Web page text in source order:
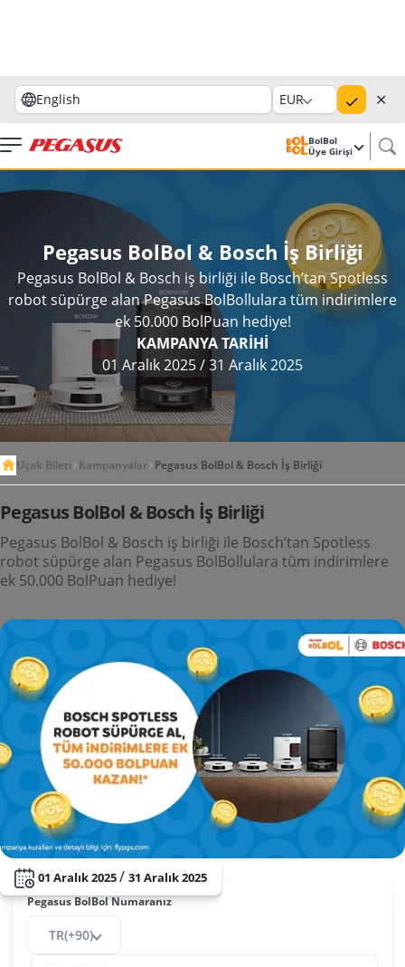
English EUR ✕
BolBol
Üye Girişi
Pegasus BolBol & Bosch İş Birliği
Pegasus BolBol & Bosch iş birliği ile Bosch’tan Spotless
robot süpürge alan Pegasus BolBollulara tüm indirimlere
ek 50.000 BolPuan hediye!
KAMPANYA TARİHİ
01 Aralık 2025/31 Aralık 2025
Uçak Bileti Kampanyalar Pegasus BolBol & Bosch İş Birliği
Pegasus BolBol & Bosch İş Birliği
Pegasus BolBol & Bosch iş birliği ile Bosch’tan Spotless
robot süpürge alan Pegasus BolBollulara tüm indirimlere
ek 50.000 BolPuan hediye!
01 Aralık 2025/ 31 Aralık 2025
Pegasus BolBol Numaranız
TR(+90)